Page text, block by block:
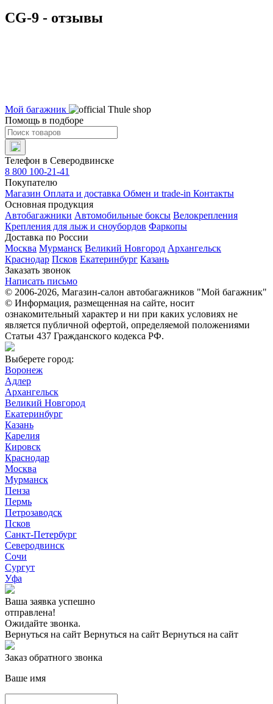
CG-9 - отзывы
Мой багажник
Помощь в подборе
Телефон в Северодвинске
8 800 100-21-41
Покупателю
Магазин Оплата и доставка Обмен и trade-in Контакты
Основная продукция
Автобагажники Автомобильные боксы Велокрепления
Крепления для лыж и сноубордов Фаркопы
Доставка по России
Москва Мурманск Великий Новгород Архангельск
Краснодар Псков Екатеринбург Казань
Заказать звонок
Написать письмо
© 2006-2026, Магазин-салон автобагажников "Мой багажник"
© Информация, размещенная на сайте, носит
ознакомительный характер и ни при каких условиях не
является публичной офертой, определяемой положениями
Статьи 437 Гражданского кодекса РФ.
Выберете город:
Воронеж
Адлер
Архангельск
Великий Новгород
Екатеринбург
Казань
Карелия
Кировск
Краснодар
Москва
Мурманск
Пенза
Пермь
Петрозаводск
Псков
Санкт-Петербург
Северодвинск
Сочи
Сургут
Уфа
Ваша заявка успешно
отправлена!
Ожидайте звонка.
Вернуться на сайт Вернуться на сайт Вернуться на сайт
Заказ обратного звонка
Ваше имя